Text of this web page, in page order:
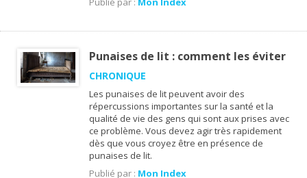
Punaises de lit : comment les éviter
CHRONIQUE
Les punaises de lit peuvent avoir des
répercussions importantes sur la santé et la
qualité de vie des gens qui sont aux prises avec
ce problème. Vous devez agir très rapidement
dès que vous croyez être en présence de
punaises de lit.
Publié par : Mon Index